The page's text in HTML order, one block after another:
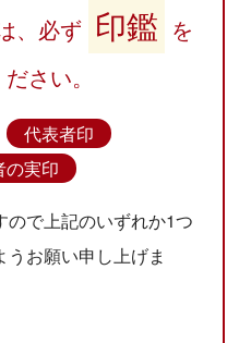
、必ず 印鑑 を
さい。
代表者印
の実印
で上記のいずれか1つ
お願い申し上げま